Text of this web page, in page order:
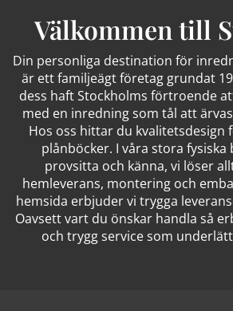
Välkommen till
Din personliga destination för
är ett familjeägt företag grundat
dess haft Stockholms förtroende
med en inredning som tål att
Hos oss hittar du kvalitetsdesign
plånböcker. I våra stora fysiska
provsitta och känna, vi löser
hemleverans, montering och
hemsida erbjuder vi trygga
Oavsett vart du önskar handla så
och trygg service som